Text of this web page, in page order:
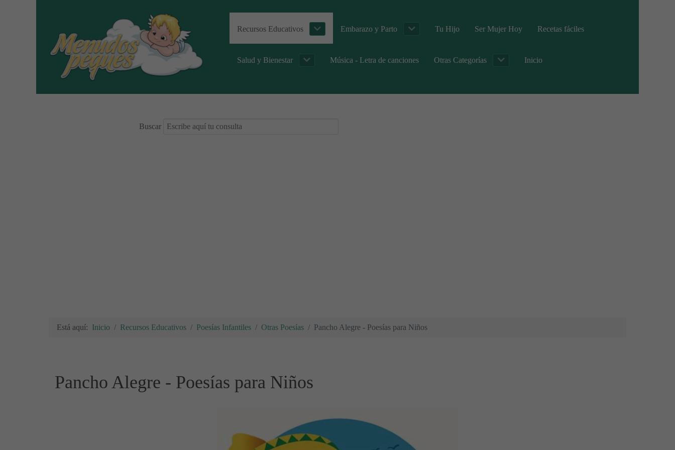
Recursos Educativos Embarazo y Parto Tu Hijo Ser Mujer Hoy Recetas fáciles
Salud y Bienestar Música - Letra de canciones Otras Categorías Inicio
Buscar
Está aquí: Inicio Recursos Educativos Poesías Infantiles Otras Poesías Pancho Alegre - Poesías para Niños
Pancho Alegre - Poesías para Niños